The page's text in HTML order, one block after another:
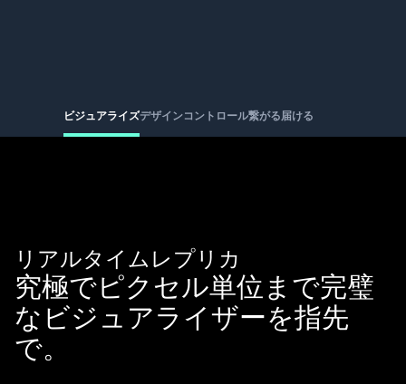
ビジュアライズデザインコントロール繋がる届ける
リアルタイムレプリカ
究極でピクセル単位まで完璧
なビジュアライザーを指先
で。